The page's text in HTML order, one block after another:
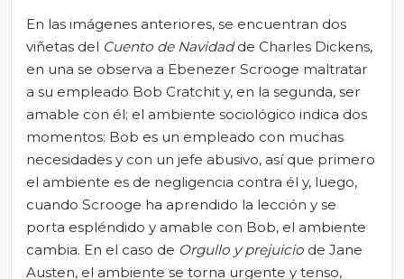
En las imágenes anteriores, se encuentran dos
viñetas del Cuento de Navidadde Charles Dickens,
en una se observa a Ebenezer Scrooge maltratar
a su empleado Bob Cratchit y, en la segunda, ser
amable con él; el ambiente sociológico indica dos
momentos: Bob es un empleado con muchas
necesidades y con un jefe abusivo, así que primero
el ambiente es de negligencia contra él y, luego,
cuando Scrooge ha aprendido la lección y se
porta espléndido y amable con Bob, el ambiente
cambia. En el caso de Orgullo y prejuicio de Jane
Austen, el ambiente se torna urgente y tenso,